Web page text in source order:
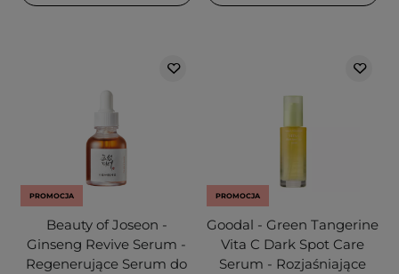
PROMOCJA
Beauty of Joseon -
Ginseng Revive Serum -
Regenerujące Serum do
PROMOCJA
Goodal - Green Tangerine
Vita C Dark Spot Care
Serum - Rozjaśniające